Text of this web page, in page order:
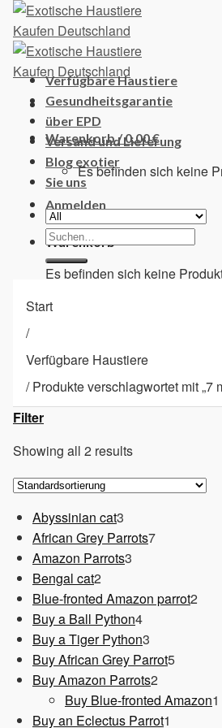
Skip
content
Warenkorb /0,00€
Es befinden sich keine
Anmelden
Warenkorb
Es befinden sich keine
Verfügbare Haustiere
Gesundheitsgarantie
über EPD
Versand und Lieferung
Blog exotier
Sie uns
Suchen
nach:
Start
/
Verfügbare Haustiere
/Produkte verschlagwortet mit „7
Filter
Showing all 2 results
Abyssinian cat3
Produkte
African Grey Parrots77
Amazon Parrots3
Bengal cat22
Produkte
Blue-fronted Amazon parrot22
Buy a Ball Python44
Produkte
Buy a Tiger Python3
Produkte
Buy African Grey Parrot55
Buy Amazon Parrots22
Produkte
Buy Blue-fronted Amazon1
Buy an Eclectus Parrot1